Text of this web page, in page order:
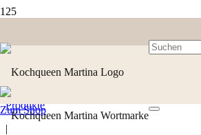
Zum Shop
Produkte
|